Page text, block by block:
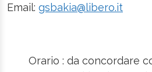
Email: gsbakia@libero.it
Orario : da concordare